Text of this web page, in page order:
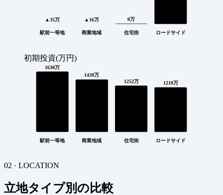
▲35万
駅前一等地
▲16万
商業地域
0万
住宅街 ロードサイド
初期投資(万円)
1630万
駅前一等地
1420万
商業地域
1252万
住宅街
1210万
ロードサイド
02 · LOCATION
立地タイプ別の比較